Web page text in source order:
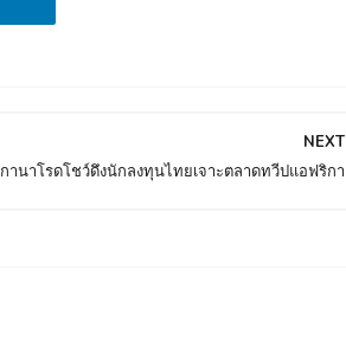
NEXT
กานาโรดโชว์ดึงนักลงทุนไทยเจาะตลาดทวีปแอฟริกา